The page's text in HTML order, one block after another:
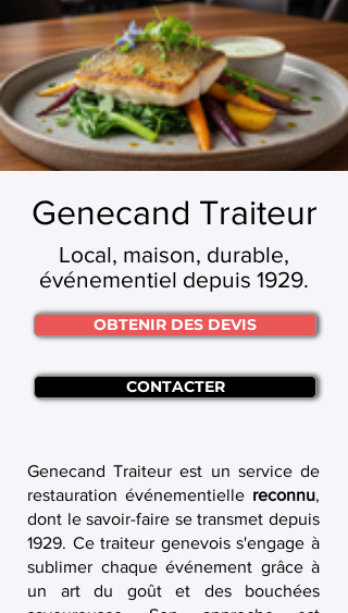
Genecand Traiteur
Local, maison, durable,
événementiel depuis 1929.
OBTENIR DES DEVIS
CONTACTER
Genecand Traiteur est un service de
restauration événementielle reconnu,
dont le savoir-faire se transmet depuis
1929. Ce traiteur genevois s'engage à
sublimer chaque événement grâce à
un art du goût et des bouchées